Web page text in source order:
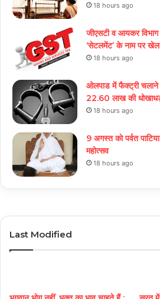
18 hours ago
जीएसटी व आयकर विभाग
‘सेटलमेंट’ के नाम पर
18 hours ago
ओलपाड में फैक्ट्री चलाने
22.60 लाख की
18 hours ago
9 अगस्त को पर्वत
महोत्सव
18 hours ago
Last Modified